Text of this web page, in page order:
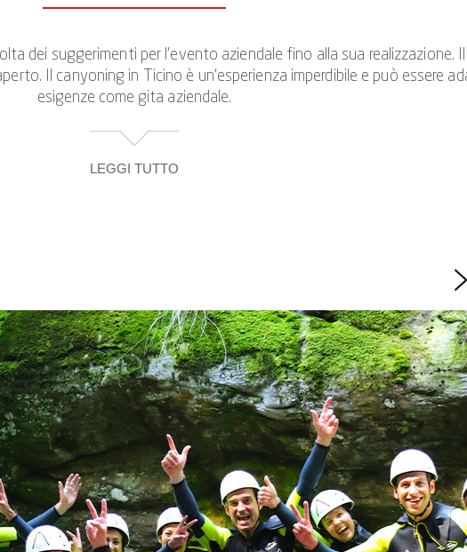
dei suggerimenti per l’evento aziendale fino alla sua realizzazione.
Il canyoning in Ticino è un’esperienza imperdibile e può essere
esigenze come gita aziendale.
LEGGI TUTTO
a Corippo o le impetuose cascate della Gola del Boggera: Guidati
Purelements®, ma rafforzerete anche la fiducia in voi stessi e la
organizzata in modo tale che ogni partecipante possa decidere da
i dipendenti di lunga data e aiuti i nuovi ad inserirsi nel team, il
dei migliori consigli che potrete ricevere.